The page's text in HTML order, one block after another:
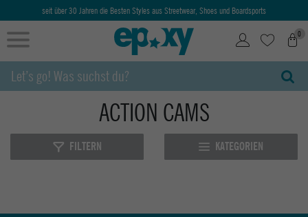
seit über 30 Jahren die Besten Styles aus Streetwear, Shoes und Boardsports
0
ACTION CAMS
FILTERN KATEGORIEN